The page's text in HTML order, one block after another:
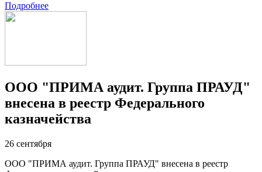
Подробнее
ООО "ПРИМА аудит. Группа ПРАУД"
внесена в реестр Федерального
казначейства
26 сентября
ООО "ПРИМА аудит. Группа ПРАУД" внесена в реестр